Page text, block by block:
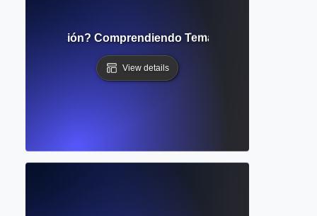
Investigación? Comprendiendo Temas Emergentes y
View details